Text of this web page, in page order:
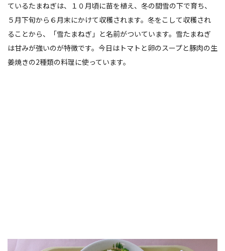
ているたまねぎは、１０月頃に苗を植え、冬の間雪の下で育ち、
５月下旬から６月末にかけて収穫されます。冬をこして収穫され
ることから、「雪たまねぎ」と名前がついています。雪たまねぎ
は甘みが強いのが特徴です。今日はトマトと卵のスープと豚肉の生
姜焼きの2種類の料理に使っています。